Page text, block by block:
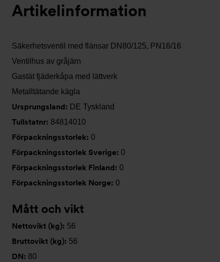
Artikelinformation
Säkerhetsventil med flänsar DN80/125, PN16/16
Ventilhus av gråjärn
Gastät fjäderkåpa med lättverk
Metalltätande kägla
Ursprungsland: DE Tyskland
Tullstatnr: 84814010
Förpackningsstorlek: 0
Förpackningsstorlek Sverige: 0
Förpackningsstorlek Finland: 0
Förpackningsstorlek Norge: 0
Mått och vikt
Nettovikt (kg): 56
Bruttovikt (kg): 56
DN: 80